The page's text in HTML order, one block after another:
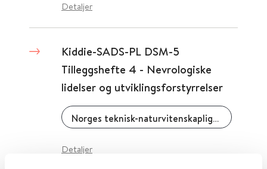
Detaljer
Kiddie-SADS-PL DSM-5
Tilleggshefte 4 - Nevrologiske
lidelser og utviklingsforstyrrelser
Norges teknisk-naturvitenskaplige universitet (NTNU)
Detaljer